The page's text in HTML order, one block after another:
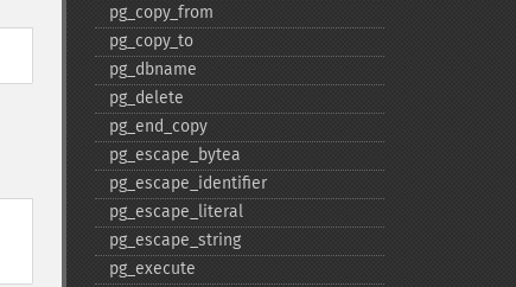
pg_​copy_​from
pg_​copy_​to
pg_​dbname
pg_​delete
pg_​end_​copy
pg_​escape_​bytea
pg_​escape_​identifier
pg_​escape_​literal
pg_​escape_​string
pg_​execute